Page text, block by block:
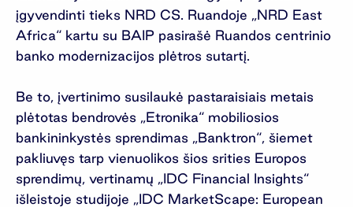
įgyvendinti tieks NRD CS. Ruandoje „NRD East
Africa“ kartu su BAIP pasirašė Ruandos centrinio
banko modernizacijos plėtros sutartį.
Be to, įvertinimo susilaukė pastaraisiais metais
plėtotas bendrovės „Etronika“ mobiliosios
bankininkystės sprendimas „Banktron“, šiemet
pakliuvęs tarp vienuolikos šios srities Europos
sprendimų, vertinamų „IDC Financial Insights“
išleistoje studijoje „IDC MarketScape: European